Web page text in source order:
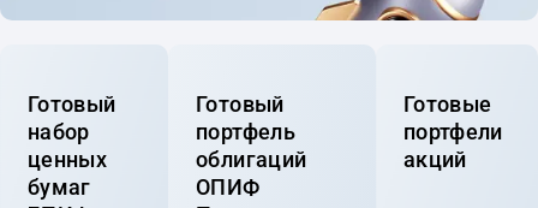
Готовый
набор
ценных
бумаг
Готовый
портфель
облигаций
ОПИФ
Готовые
портфели
акций